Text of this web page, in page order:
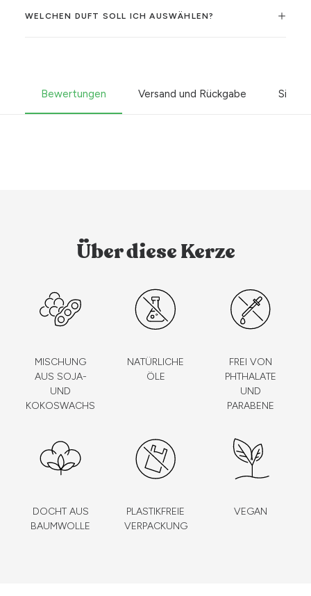
WELCHEN DUFT SOLL ICH AUSWÄHLEN?
Bewertungen Versand und Rückgabe
Über diese Kerze
MISCHUNG
AUS SOJA-
UND
KOKOSWACHS
NATÜRLICHE
ÖLE
FREI VON
PHTHALATE
UND
PARABENE
DOCHT AUS
BAUMWOLLE
PLASTIKFREIE
VERPACKUNG
VEGAN